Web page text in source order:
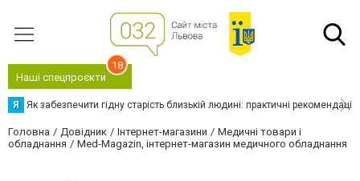
Наші спецпроєкти
18
Я Як забезпечити гідну старість близькій людині: практичні рекомендації
Головна Довідник Інтернет-магазини
Медичні товари і
обладнання
Med-Magazin, інтернет-магазин медичного обладнання